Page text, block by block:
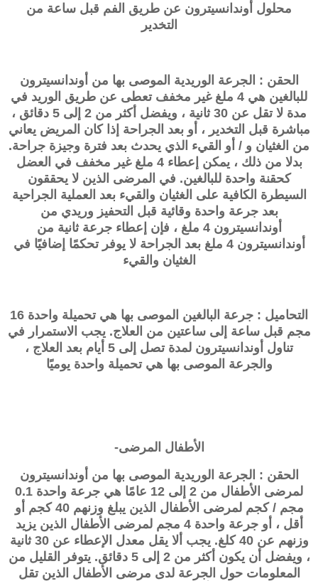
محلول أوندانسيترون عن طريق الفم قبل ساعة من
التخدير
الحقن : الجرعة الوريدية الموصى بها من أوندانسيترون
للبالغين هي 4 ملغ غير مخفف تعطى عن طريق الوريد في
مدة لا تقل عن 30 ثانية ، ويفضل أكثر من 2 إلى 5 دقائق ،
مباشرة قبل التخدير ، أو بعد الجراحة إذا كان المريض يعاني
من الغثيان و / أو القيء الذي يحدث بعد فترة وجيزة جراحة.
بدلا من ذلك ، يمكن إعطاء 4 ملغ غير مخفف في العضل
كحقنة واحدة للبالغين. في المرضى الذين لا يحققون
السيطرة الكافية على الغثيان والقيء بعد العملية الجراحية
بعد جرعة واحدة وقائية قبل التحفيز وريدي من
أوندانسيترون 4 ملغ ، فإن إعطاء جرعة ثانية من
أوندانسيترون 4 ملغ بعد الجراحة لا يوفر تحكمًا إضافيًا في
الغثيان والقيء
التحاميل : جرعة البالغين الموصى بها هي تحميلة واحدة 16
مجم قبل ساعة إلى ساعتين من العلاج. يجب الاستمرار في
تناول أوندانسيترون لمدة تصل إلى 5 أيام بعد العلاج ،
والجرعة الموصى بها هي تحميلة واحدة يوميًا
الأطفال المرضى-
الحقن : الجرعة الوريدية الموصى بها من أوندانسيترون
لمرضى الأطفال من 2 إلى 12 عامًا هي جرعة واحدة 0.1
مجم / كجم لمرضى الأطفال الذين يبلغ وزنهم 40 كجم أو
أقل ، أو جرعة واحدة 4 مجم لمرضى الأطفال الذين يزيد
وزنهم عن 40 كلغ. يجب ألا يقل معدل الإعطاء عن 30 ثانية
، ويفضل أن يكون أكثر من 2 إلى 5 دقائق. يتوفر القليل من
المعلومات حول الجرعة لدى مرضى الأطفال الذين تقل